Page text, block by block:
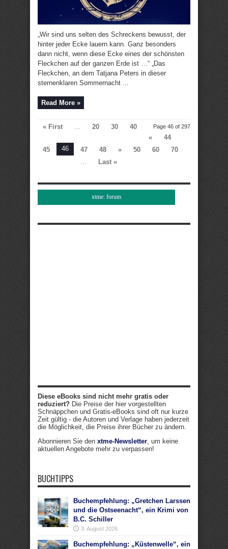
„Wir sind uns selten des Schreckens bewusst, der
hinter jeder Ecke lauern kann. Ganz besonders
dann nicht, wenn diese Ecke eines der schönsten
Fleckchen auf der ganzen Erde ist …“ „Das
Fleckchen, an dem Tatjana Peters in dieser
sternenklaren Sommernacht ...
Read More »
Page 46 of 297
« First ... 20 30
40
«
44
45
46 47 48 » 50 60
70
...
Last »
xtme: forum
Diese eBooks sind nicht mehr gratis oder
reduziert? Die Preise der hier vorgestellten
Schnäppchen und Gratis-eBooks sind oft nur kurze
Zeit gültig - die Autoren und Verlage haben jederzeit
die Möglichkeit, die Preise ihrer Bücher zu ändern.
Abonnieren Sie den xtme-Newsletter, um keine
aktuellen Angebote mehr zu verpassen!
BUCHTIPPS
Buchempfehlung: „Gretchen Larssen
und die Ostseenacht“, ein Krimi von
B.C. Schiller
3. August 2026
Buchempfehlung: „Küstenwelle“, ein